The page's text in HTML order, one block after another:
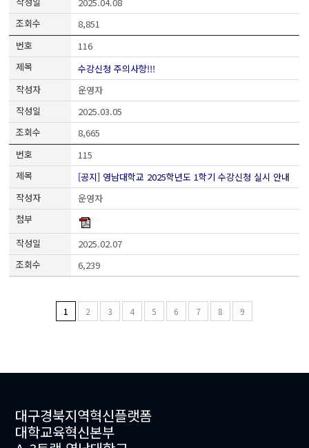
2025.04.08
8,851
116
수강신청 주의사항!!!
운영자
2025.03.05
8,665
115
[공지] 영남대학교 2025학년도 1학기 수강신청 실시 안내
운영자
2025.02.07
6,239
1 2 3 4 5 6 7 8 9
대구경북지역혁신플랫폼
대학교육혁신본부